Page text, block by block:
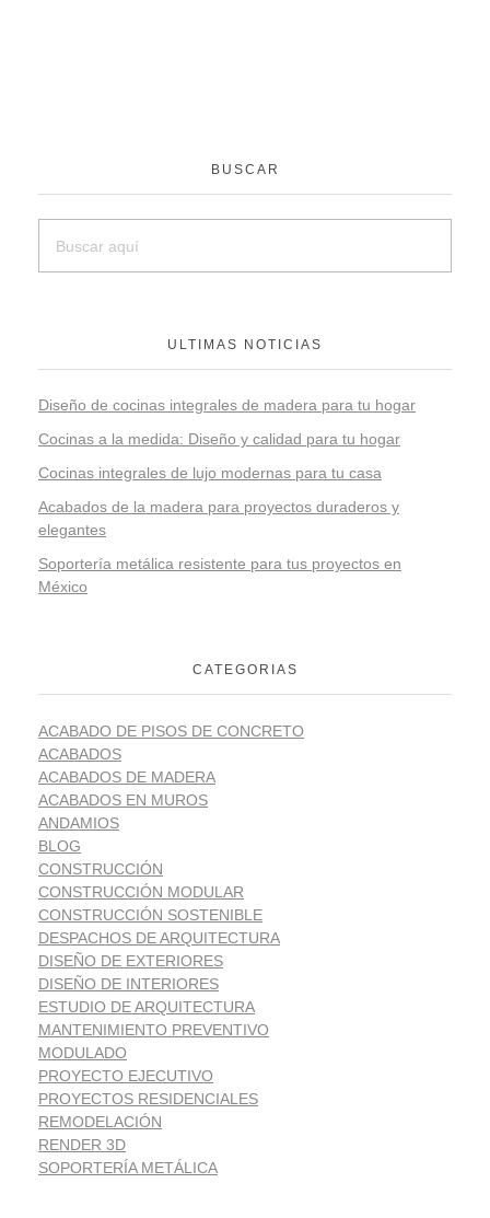
BUSCAR
ULTIMAS NOTICIAS
Diseño de cocinas integrales de madera para tu hogar
Cocinas a la medida: Diseño y calidad para tu hogar
Cocinas integrales de lujo modernas para tu casa
Acabados de la madera para proyectos duraderos y
elegantes
Soportería metálica resistente para tus proyectos en
México
CATEGORIAS
ACABADO DE PISOS DE CONCRETO
ACABADOS
ACABADOS DE MADERA
ACABADOS EN MUROS
ANDAMIOS
BLOG
CONSTRUCCIÓN
CONSTRUCCIÓN MODULAR
CONSTRUCCIÓN SOSTENIBLE
DESPACHOS DE ARQUITECTURA
DISEÑO DE EXTERIORES
DISEÑO DE INTERIORES
ESTUDIO DE ARQUITECTURA
MANTENIMIENTO PREVENTIVO
MODULADO
PROYECTO EJECUTIVO
PROYECTOS RESIDENCIALES
REMODELACIÓN
RENDER 3D
SOPORTERÍA METÁLICA